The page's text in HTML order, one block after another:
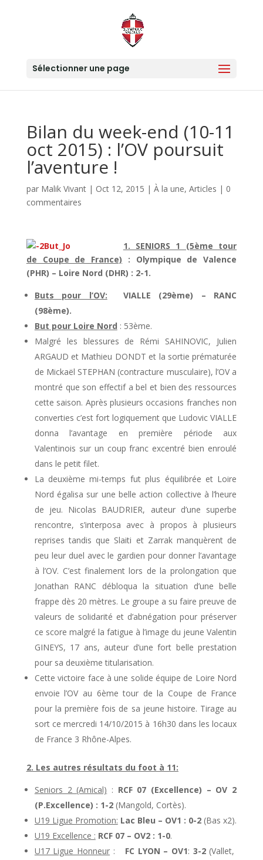
Sélectionner une page
Bilan du week-end (10-11
oct 2015) : l’OV poursuit
l’aventure !
par Malik Vivant| Oct 12, 2015 | À la une, Articles | 0
commentaires
1. SENIORS 1 (5ème tour
de Coupe de France) : Olympique de Valence
(PHR) – Loire Nord (DHR) : 2-1.
Buts pour l’OV:
VIALLE (29ème) – RANC
(98ème).
But pour Loire Nord : 53ème.
Malgré les blessures de Rémi SAHINOVIC, Julien
ARGAUD et Mathieu DONDT et la sortie prématurée
de Mickaël STEPHAN (contracture musculaire), l’OV a
montré que son effectif a bel et bien des ressources
cette saison. Après plusieurs occasions franches non
converties c’est fort logiquement que Ludovic VIALLE
donna l’avantage en première période aux
Valentinois sur un coup franc excentré bien enroulé
dans le petit filet.
La deuxième mi-temps fut plus équilibrée et Loire
Nord égalisa sur une belle action collective à l’heure
de jeu. Nicolas BAUDRIER, auteur d’une superbe
rencontre, s’interposa avec à propos à plusieurs
reprises tandis que Slaiti et Zarrak manquèrent de
peu leur duel avec le gardien pour donner l’avantage
à l’OV. C’est finalement lors de la prolongation que
Jonathan RANC débloqua la situation d’une belle
frappe dès 20 mètres. Le groupe a su faire preuve de
valeurs de solidarité et d’abnégation pour préserver
ce score malgré la fatigue à l’image du jeune Valentin
GINEYS, 17 ans, auteur d’une fort belle prestation
pour sa deuxième titularisation.
Cette victoire face à une solide équipe de Loire Nord
envoie l’OV au 6ème tour de la Coupe de France
pour la première fois de sa jeune histoire. Tirage au
sort ce mercredi 14/10/2015 à 16h30 dans les locaux
de France 3 Rhône-Alpes.
2. Les autres résultats du foot à 11:
Seniors 2 (Amical) : RCF 07 (Excellence) – OV 2
(P.Excellence) : 1-2(Mangold, Cortès).
U19 Ligue Promotion: Lac Bleu – OV1 : 0-2(Bas x2).
U19 Excellence : RCF 07 – OV2 : 1-0.
U17 Ligue Honneur : FC LYON – OV1: 3-2(Vallet,